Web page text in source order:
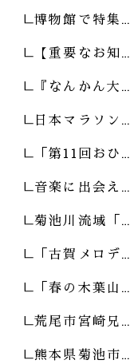
博物館で特集…
【重要なお知…
『なんかん大…
日本マラソン…
「第11回おひ…
音楽に出会え…
菊池川流域「…
「古賀メロデ…
「春の木葉山…
荒尾市宮崎兄…
熊本県菊池市…